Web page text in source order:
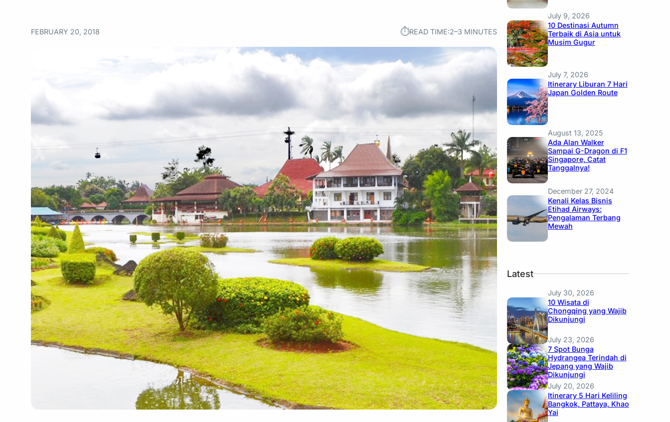
FEBRUARY 20, 2018 ⏱︎READ TIME:2–3 MINUTES
July 9, 2026
10 Destinasi Autumn
Terbaik di Asia untuk
Musim Gugur
July 7, 2026
Itinerary Liburan 7 Hari
Japan Golden Route
August 13, 2025
Ada Alan Walker
Sampai G-Dragon di F1
Singapore, Catat
Tanggalnya!
December 27, 2024
Kenali Kelas Bisnis
Etihad Airways:
Pengalaman Terbang
Mewah
Latest
July 30, 2026
10 Wisata di
Chongqing yang Wajib
Dikunjungi
July 23, 2026
7 Spot Bunga
Hydrangea Terindah di
Jepang yang Wajib
Dikunjungi
July 20, 2026
Itinerary 5 Hari Keliling
Bangkok, Pattaya, Khao
Yai